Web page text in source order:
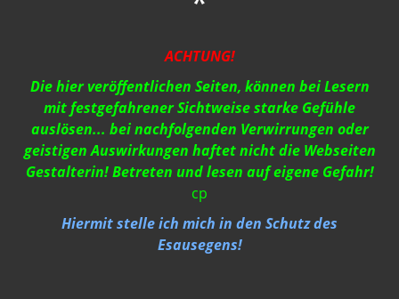
Wahrheit gegen MSM
Mark Passio
Außerirdische?
Vergangenheit
ACHTUNG!
Die hier veröffentlichen Seiten, können bei Lesern
mit festgefahrener Sichtweise starke Gefühle
auslösen... bei nachfolgenden Verwirrungen oder
geistigen Auswirkungen haftet nicht die Webseiten
Gestalterin! Betreten und lesen auf eigene Gefahr!
cp
Hiermit stelle ich mich in den Schutz des
Esausegens!